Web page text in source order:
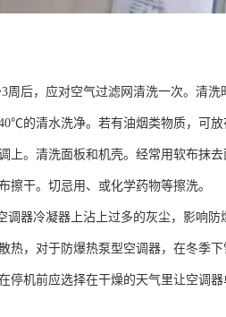
周后，应对空气过滤网清洗一次。清
的清水洗净。若有油烟类物质，可
上。清洗面板和机壳。经常用软布抹
干。切忌用、或化学药物等擦洗。
调器冷凝器上沾上过多的灰尘，影响
热，对于防爆热泵型空调器，在冬季
停机前应选择在干燥的天气里让空调